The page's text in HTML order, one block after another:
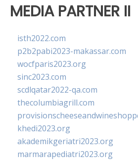
MEDIA PARTNER II
isth2022.com
p2b2pabi2023-makassar.com
wocfparis2023.org
sinc2023.com
scdlqatar2022-qa.com
thecolumbiagrill.com
khedi2023.org
akademikgeriatri2023.org
marmarapediatri2023.org